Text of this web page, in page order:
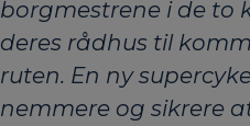
borgmestrene i de to
deres rådhus til
ruten. En ny
nemmere og sikrere